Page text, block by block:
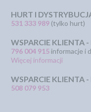
HURT I
531 333 989 (tylko hurt)
WSPARCIE KLIENTA
796 004 915 informacje i
Więcej informacji
WSPARCIE KLIENTA
508 079 953